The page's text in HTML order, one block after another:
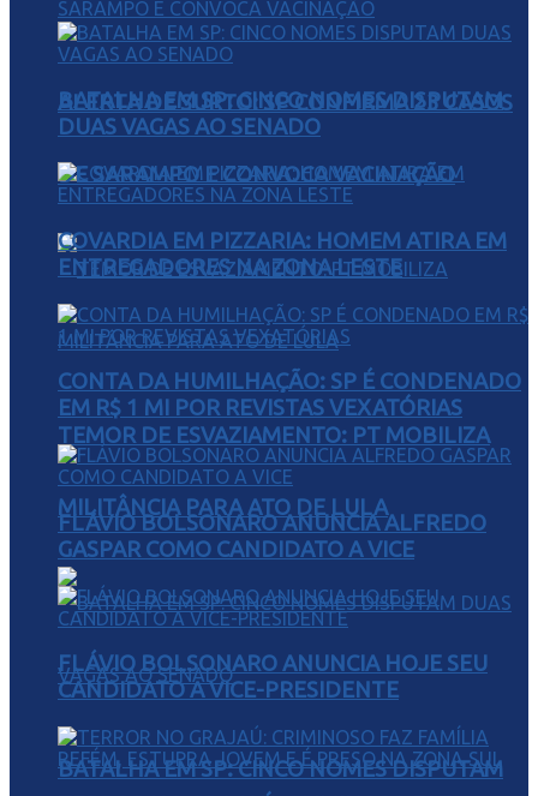
ALERTA DE SURTO: SP CONFIRMA 23 CASOS
DE SARAMPO E CONVOCA VACINAÇÃO
TEMOR DE ESVAZIAMENTO: PT MOBILIZA
MILITÂNCIA PARA ATO DE LULA
BATALHA EM SP: CINCO NOMES DISPUTAM
BATALHA EM SP: CINCO NOMES DISPUTAM
DUAS VAGAS AO SENADO
COVARDIA EM PIZZARIA: HOMEM ATIRA EM
ENTREGADORES NA ZONA LESTE
CONTA DA HUMILHAÇÃO: SP É CONDENADO
EM R$ 1 MI POR REVISTAS VEXATÓRIAS
FLÁVIO BOLSONARO ANUNCIA ALFREDO
GASPAR COMO CANDIDATO A VICE
FLÁVIO BOLSONARO ANUNCIA HOJE SEU
CANDIDATO A VICE-PRESIDENTE